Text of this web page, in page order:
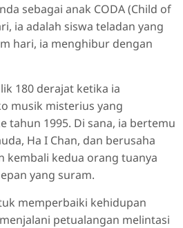
sebagai anak CODA (Child of
ia adalah siswa teladan yang
hari, ia menghibur dengan
180 derajat ketika ia
musik misterius yang
tahun 1995. Di sana, ia bertemu
Ha I Chan, dan berusaha
kembali kedua orang tuanya
yang suram.
memperbaiki kehidupan
petualangan melintasi